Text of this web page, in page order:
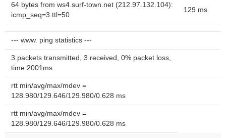
64 bytes from ws4.surf-town.net (212.97.132.104):
icmp_seq=3 ttl=50
129 ms
--- www. ping statistics ---
3 packets transmitted, 3 received, 0% packet loss,
time 2001ms
rtt min/avg/max/mdev =
128.980/129.646/129.980/0.628 ms
rtt min/avg/max/mdev =
128.980/129.646/129.980/0.628 ms